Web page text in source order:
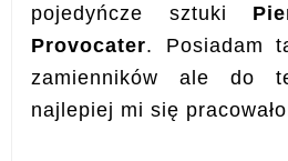
pojedyńcze sztuki
Provocater. Posiadam
zamienników ale do
najlepiej mi się